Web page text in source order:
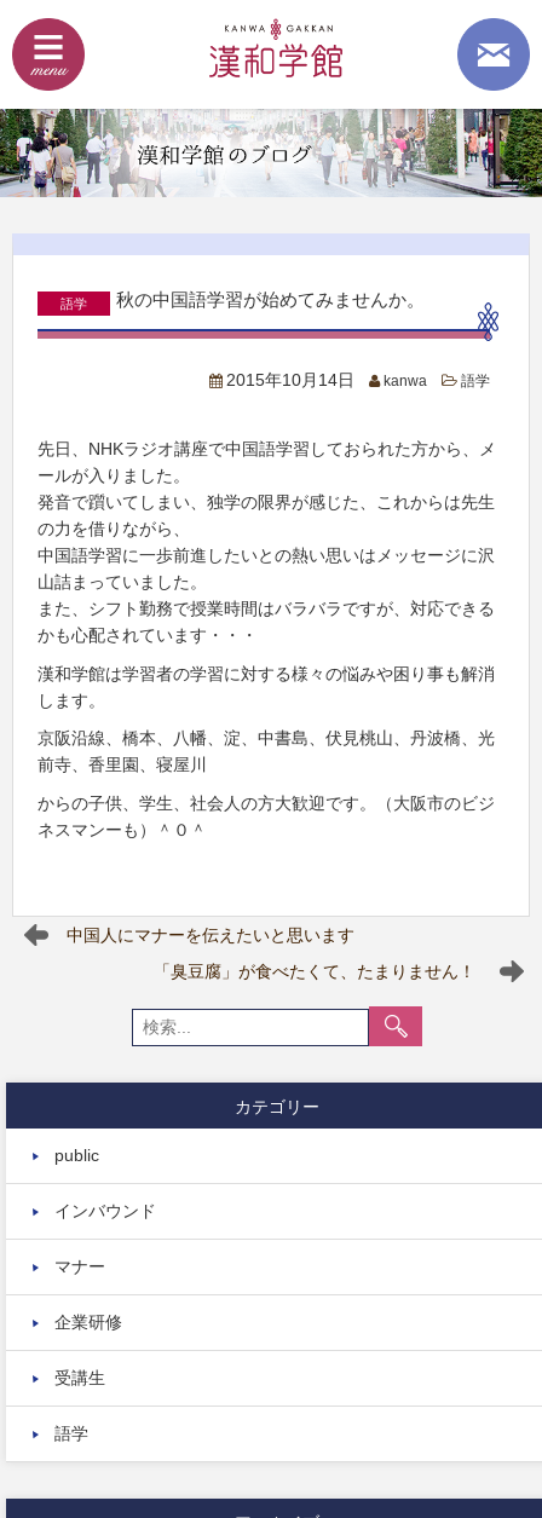
語学 秋の中国語学習が始めてみませんか。
2015年10月14日 kanwa 語学
先日、NHKラジオ講座で中国語学習しておられた方から、メ
ールが入りました。
発音で躓いてしまい、独学の限界が感じた、これからは先生
の力を借りながら、
中国語学習に一歩前進したいとの熱い思いはメッセージに沢
山詰まっていました。
また、シフト勤務で授業時間はバラバラですが、対応できる
かも心配されています・・・
漢和学館は学習者の学習に対する様々の悩みや困り事も解消
します。
京阪沿線、橋本、八幡、淀、中書島、伏見桃山、丹波橋、光
前寺、香里園、寝屋川
からの子供、学生、社会人の方大歓迎です。（大阪市のビジ
ネスマンーも）＾０＾
中国人にマナーを伝えたいと思います
「臭豆腐」が食べたくて、たまりません！
カテゴリー
public
インバウンド
マナー
企業研修
受講生
語学